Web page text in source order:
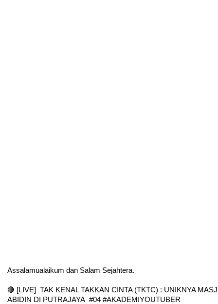
Assalamualaikum dan Salam Sejahtera.
🔴 [LIVE]  TAK KENAL TAKKAN CINTA (TKTC) : UNIKNYA
ABIDIN DI PUTRAJAYA  #04 #AKADEMIYOUTUBER